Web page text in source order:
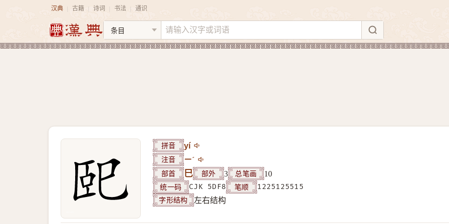
汉典 古籍 诗词 书法 通识
拼音 yí
注音 ㄧˊ
部首 巳 部外 3 总笔画 10
统一码 CJK 5DF8 笔顺 1225125515
字形结构 左右结构